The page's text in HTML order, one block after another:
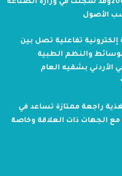
تأسست بحول الله وقدرته في 29/نيسان/2008وقد سجلت في وزارة الصناعة
الأصول
إلكترونية تفاعلية تصل بين
والنظم الطبية
الأردني بشقيه العام
راجعة ممتازة تساعد في
الجهات ذات العلاقة وخاصة